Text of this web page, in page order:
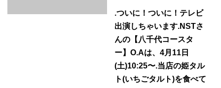
t
.ついに！ついに！テレビ
出演しちゃいます.NSTさ
んの【八千代コースタ
ー】O.Aは、4月11日
(土)10:25〜.当店の姫タル
ト(いちごタルト)を食べて